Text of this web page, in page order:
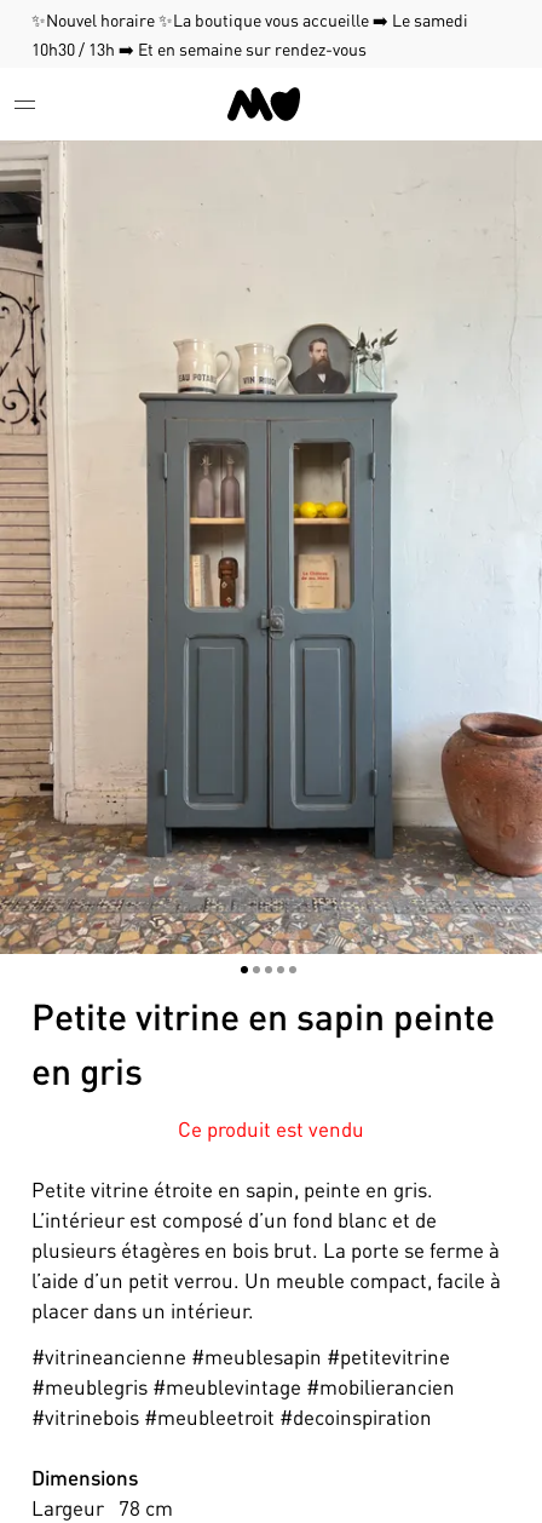
✨Nouvel horaire ✨La boutique vous accueille ➡️ Le samedi
10h30 / 13h ➡️ Et en semaine sur rendez-vous
12345
Petite vitrine en sapin peinte
en gris
Ce produit est vendu
Petite vitrine étroite en sapin, peinte en gris.
L’intérieur est composé d’un fond blanc et de
plusieurs étagères en bois brut. La porte se ferme à
l’aide d’un petit verrou. Un meuble compact, facile à
placer dans un intérieur.
#vitrineancienne #meublesapin #petitevitrine
#meublegris #meublevintage #mobilierancien
#vitrinebois #meubleetroit #decoinspiration
Dimensions
Largeur
78 cm